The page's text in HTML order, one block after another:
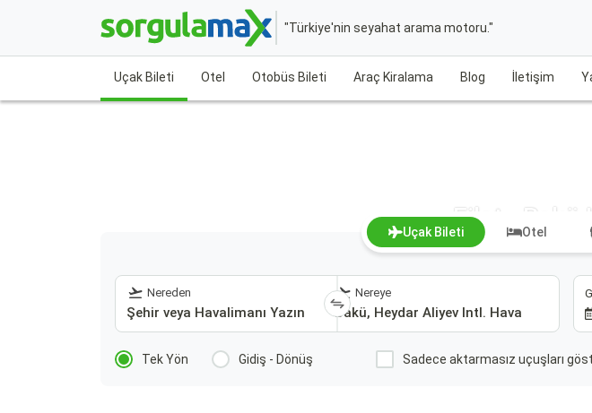
"Türkiye'nin seyahat arama motoru."
Uçak Bileti Otel Otobüs Bileti Araç Kiralama Blog İletişim
Eilat - Bakü
Uçak Bileti Otel
Nereden Nereye
Tek Yön Gidiş - Dönüş Sadece aktarmasız uçuşları